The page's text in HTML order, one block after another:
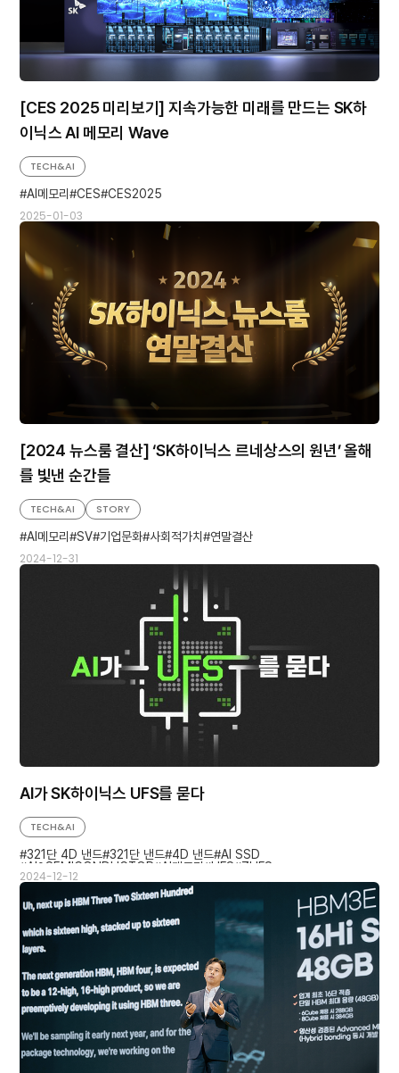
[CES 2025 미리보기] 지속가능한 미래를 만드는 SK하
이닉스 AI 메모리 Wave
2025-01-03
TECH&AI
AI메모리
CES CES2025
[2024 뉴스룸 결산] ‘SK하이닉스 르네상스의 원년’ 올해
를 빛낸 순간들
2024-12-31
TECH&AI
STORY
AI메모리
SV 기업문화 사회적가치 연말결산
AI가 SK하이닉스 UFS를 묻다
2024-12-12
TECH&AI
321단 4D 낸드 321단 낸드 4D 낸드 AI SSD
AI&SEMICONDUCTOR
AI메모리 UFS ZUFS